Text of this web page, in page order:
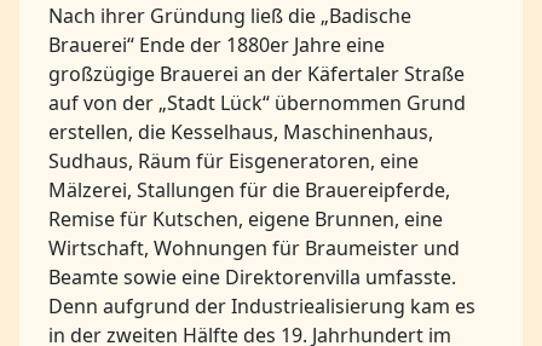
Nach ihrer Gründung ließ die „Badische
Brauerei“ Ende der 1880er Jahre eine
großzügige Brauerei an der Käfertaler Straße
auf von der „Stadt Lück“ übernommen Grund
erstellen, die Kesselhaus, Maschinenhaus,
Sudhaus, Räum für Eisgeneratoren, eine
Mälzerei, Stallungen für die Brauereipferde,
Remise für Kutschen, eigene Brunnen, eine
Wirtschaft, Wohnungen für Braumeister und
Beamte sowie eine Direktorenvilla umfasste.
Denn aufgrund der Industriealisierung kam es
in der zweiten Hälfte des 19. Jahrhundert im